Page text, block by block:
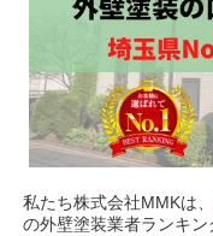
私たち株式会社MMKは
の外壁塗装業者ランキン